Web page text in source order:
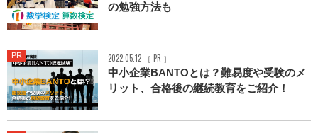
の勉強方法も
PR 2022.05.12 ［ PR ］
中小企業BANTOとは？難易度や受験のメ
リット、合格後の継続教育をご紹介！